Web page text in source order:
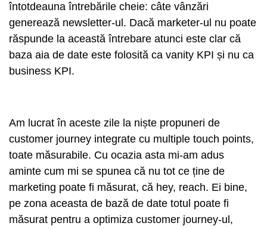
întotdeauna întrebările cheie: câte vânzări
generează newsletter-ul. Dacă marketer-ul nu poate
răspunde la această întrebare atunci este clar că
baza aia de date este folosită ca vanity KPI și nu ca
business KPI.
Am lucrat în aceste zile la niște propuneri de
customer journey integrate cu multiple touch points,
toate măsurabile. Cu ocazia asta mi-am adus
aminte cum mi se spunea că nu tot ce ține de
marketing poate fi măsurat, că hey, reach. Ei bine,
pe zona aceasta de bază de date totul poate fi
măsurat pentru a optimiza customer journey-ul,